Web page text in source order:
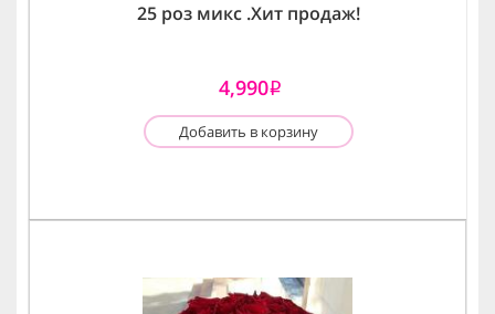
25 роз микс .Хит продаж!
4,990i
Добавить в корзину